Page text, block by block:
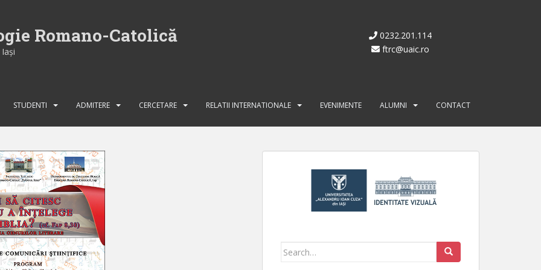
Romano-Catolică
0232.201.114
ftrc@uaic.ro
STUDENTI ADMITERE CERCETARE RELATII INTERNATIONALE EVENIMENTE ALUMNI CONTACT
Search for: